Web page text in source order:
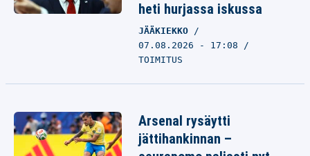
heti hurjassa iskussa
JÄÄKIEKKO
07.08.2026 - 17:08
TOIMITUS
Arsenal rysäytti
jättihankinnan –